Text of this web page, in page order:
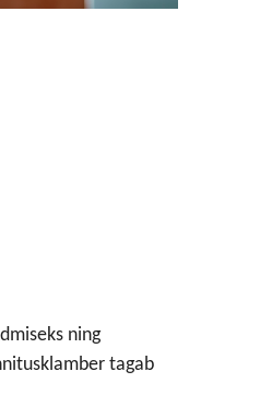
ning
tagab